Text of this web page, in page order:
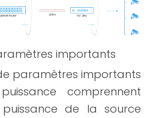
importants
paramètres importants
comprennent
de la source